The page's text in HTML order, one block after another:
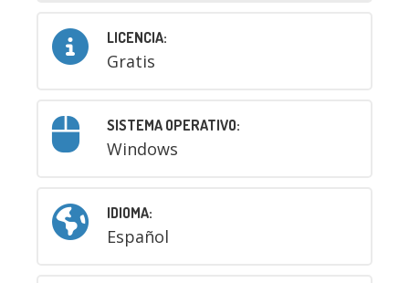
LICENCIA:
Gratis
SISTEMA OPERATIVO:
Windows
IDIOMA:
Español